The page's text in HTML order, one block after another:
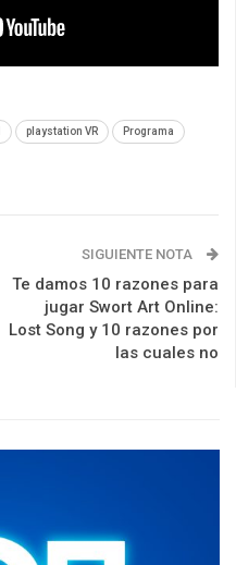
playstation VR Programa
SIGUIENTE NOTA
Te damos 10 razones para
jugar Swort Art Online:
Lost Song y 10 razones por
las cuales no